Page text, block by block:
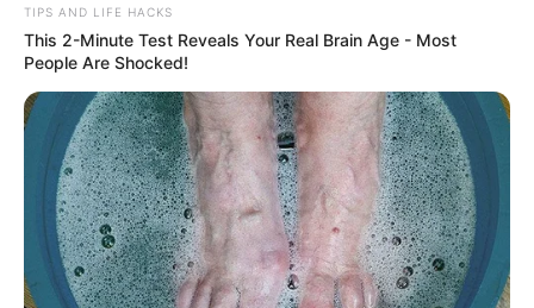
Αριθμός Πιστοποίησης
TIPS AND LIFE HACKS
This 2-Minute Test Reveals Your Real Brain Age - Most
People Are Shocked!